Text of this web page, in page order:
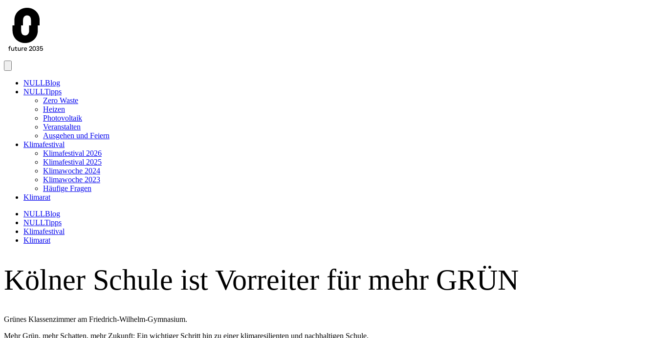
NULLBlog
NULLTipps
Zero Waste
Heizen
Photovoltaik
Veranstalten
Ausgehen und Feiern
Klimafestival
Klimafestival 2026
Klimafestival 2025
Klimawoche 2024
Klimawoche 2023
Häufige Fragen
Klimarat
NULLBlog
NULLTipps(Alt+Enter um Untermenü zu öffnen und zu navigieren)
Klimafestival
Klimarat
Kölner Schule ist Vorreiter für mehr GRÜN
Grünes Klassenzimmer am Friedrich-Wilhelm-Gymnasium.
Mehr Grün, mehr Schatten, mehr Zukunft: Ein wichtiger Schritt hin zu einer klimaresilienten und nachhaltigen Schule.